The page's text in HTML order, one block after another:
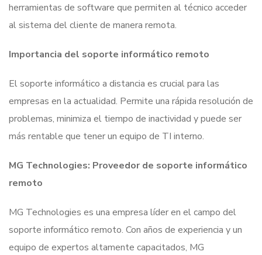
herramientas de software que permiten al técnico acceder
al sistema del cliente de manera remota.
Importancia del soporte informático remoto
El soporte informático a distancia es crucial para las
empresas en la actualidad. Permite una rápida resolución de
problemas, minimiza el tiempo de inactividad y puede ser
más rentable que tener un equipo de TI interno.
MG Technologies: Proveedor de soporte informático
remoto
MG Technologies es una empresa líder en el campo del
soporte informático remoto. Con años de experiencia y un
equipo de expertos altamente capacitados, MG